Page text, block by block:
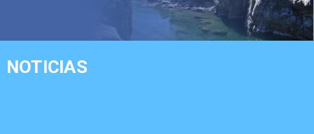
NOTICIAS